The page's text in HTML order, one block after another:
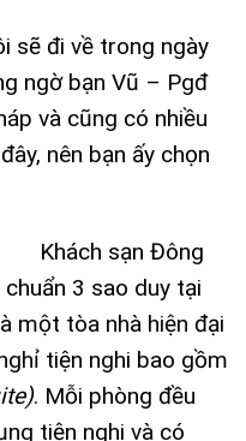
sẽ đi về trong ngày
ngờ bạn Vũ – Pgđ
và cũng có nhiều
nên bạn ấy chọn
Khách sạn Đông
3 sao duy tại
một tòa nhà hiện đại
tiện nghi bao gồm
. Mỗi phòng đều
tiện nghi và có